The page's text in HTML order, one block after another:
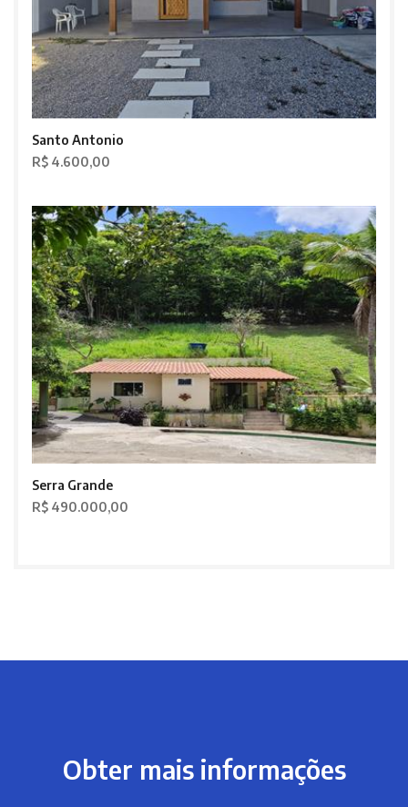
Santo Antonio
R$ 4.600,00
Serra Grande
R$ 490.000,00
Obter mais informações